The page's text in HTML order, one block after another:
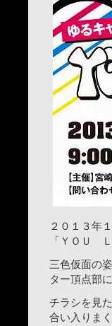
２０１３年
「ＹＯＵ
三色仮面の
ター頂点部
チラシを見
合い入りま